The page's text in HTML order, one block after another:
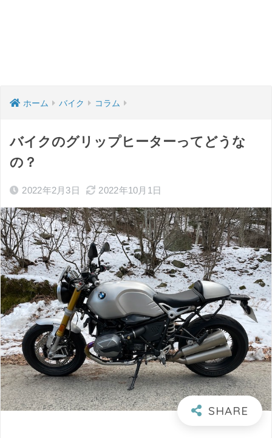
ホーム バイク コラム
バイクのグリップヒーターってどうな
の？
2022年2月3日 2022年10月1日